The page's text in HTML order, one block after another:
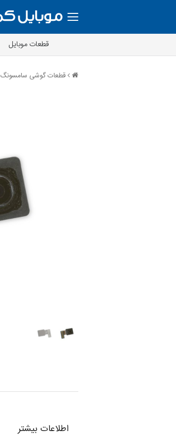
قطعات موبایل
قطعات گوشی سامسونگ
اطلاعات بیشتر